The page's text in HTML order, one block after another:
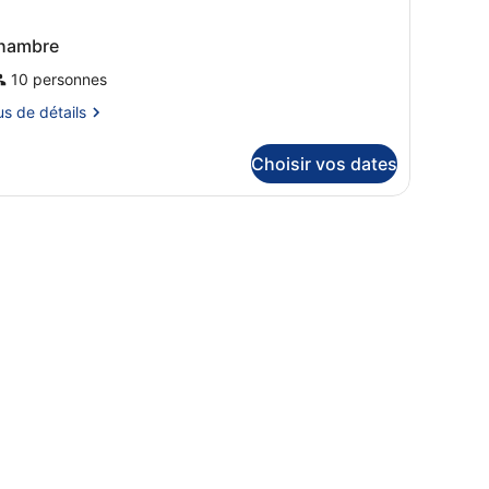
10 personnes
de détails
Choisir vos dates